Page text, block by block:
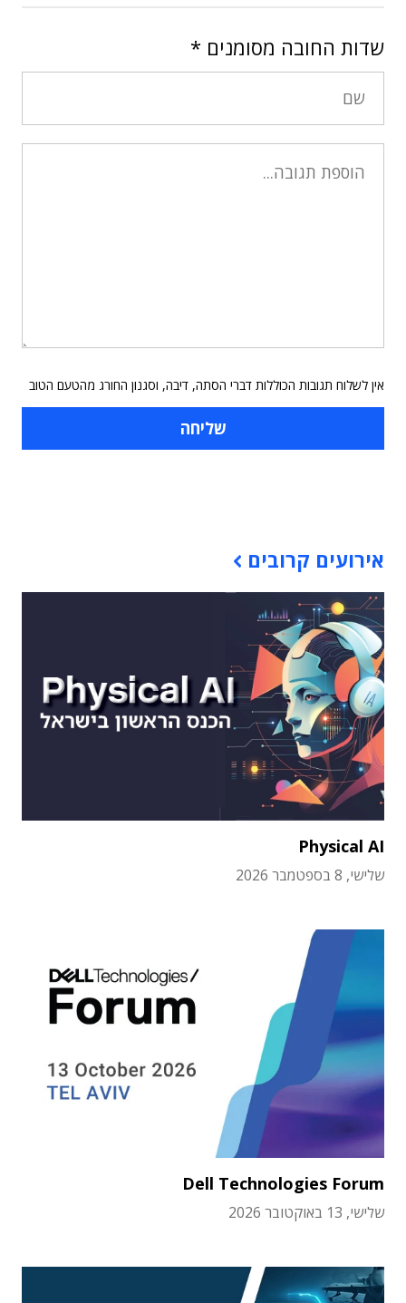
שדות החובה מסומנים *
אין לשלוח תגובות הכוללות דברי הסתה, דיבה, וסגנון החורג מהטעם הטוב
אירועים קרובים
Physical AI
שלישי, 8 בספטמבר 2026
Dell Technologies Forum
שלישי, 13 באוקטובר 2026